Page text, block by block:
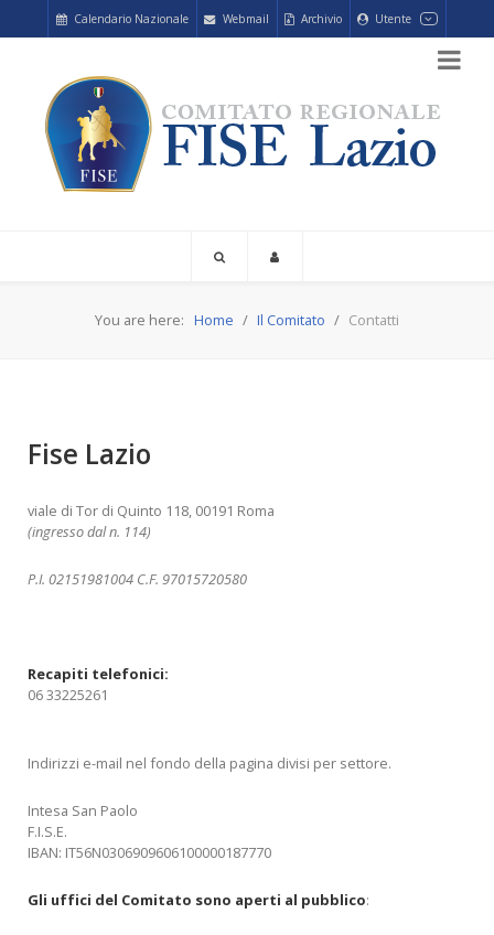
Calendario Nazionale Webmail Archivio Utente
You are here: Home Il Comitato Contatti
Fise Lazio
viale di Tor di Quinto 118, 00191 Roma
(ingresso dal n. 114)
P.I. 02151981004 C.F. 97015720580
Recapiti telefonici:
06 33225261
Indirizzi e-mail nel fondo della pagina divisi per settore.
Intesa San Paolo
F.I.S.E.
IBAN: IT56N0306909606100000187770
Gli uffici del Comitato sono aperti al pubblico: